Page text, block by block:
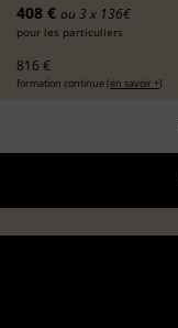
408 € ou 3 x 136€
pour les particuliers
816 €
formation continue (en savoir +)